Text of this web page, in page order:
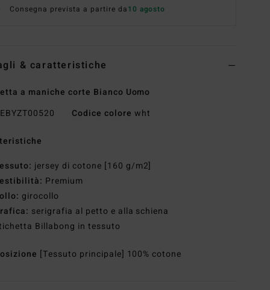
Consegna prevista a partire da10 agosto
& caratteristiche
a maniche corte Bianco Uomo
EBYZT00520 Codice colore wht
jersey di cotone [160 g/m2]
Premium
girocollo
serigrafia al petto e alla schiena
Billabong in tessuto
[Tessuto principale] 100% cotone